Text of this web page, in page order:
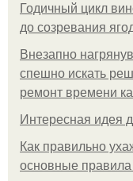
Годичный цикл
до созревания
Внезапно
спешно искать
ремонт времени
Интересная идея
Как правильно
основные